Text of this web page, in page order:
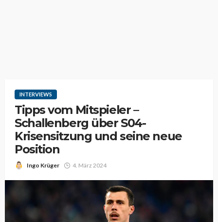
INTERVIEWS
Tipps vom Mitspieler –
Schallenberg über S04-
Krisensitzung und seine neue
Position
Ingo Krüger 4. März 2024